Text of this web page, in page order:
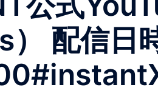
配信日